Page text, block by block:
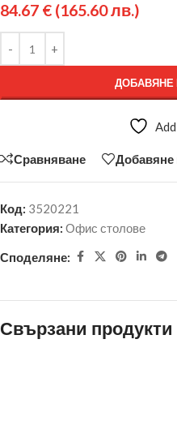
84.67 € (165.60 лв.)
ДОБАВЯНЕ
Сравняване Добавяне
Код: 3520221
Категория: Офис столове
Споделяне:
Свързани продукти